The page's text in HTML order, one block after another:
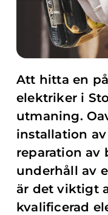
Att hitta en
elektriker i
utmaning.
installation
reparation av
underhåll av
är det viktigt
kvalificerad